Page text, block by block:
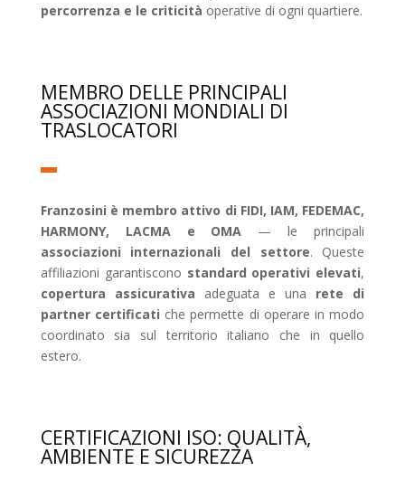
percorrenza e le criticità operative di ogni quartiere.
MEMBRO DELLE PRINCIPALI
ASSOCIAZIONI MONDIALI DI
TRASLOCATORI
Franzosini è membro attivo di FIDI, IAM, FEDEMAC,
HARMONY, LACMA e OMA — le principali
associazioni internazionali del settore. Queste
affiliazioni garantiscono standard operativi elevati,
copertura assicurativa adeguata e una rete di
partner certificati che permette di operare in modo
coordinato sia sul territorio italiano che in quello
estero.
CERTIFICAZIONI ISO: QUALITÀ,
AMBIENTE E SICUREZZA